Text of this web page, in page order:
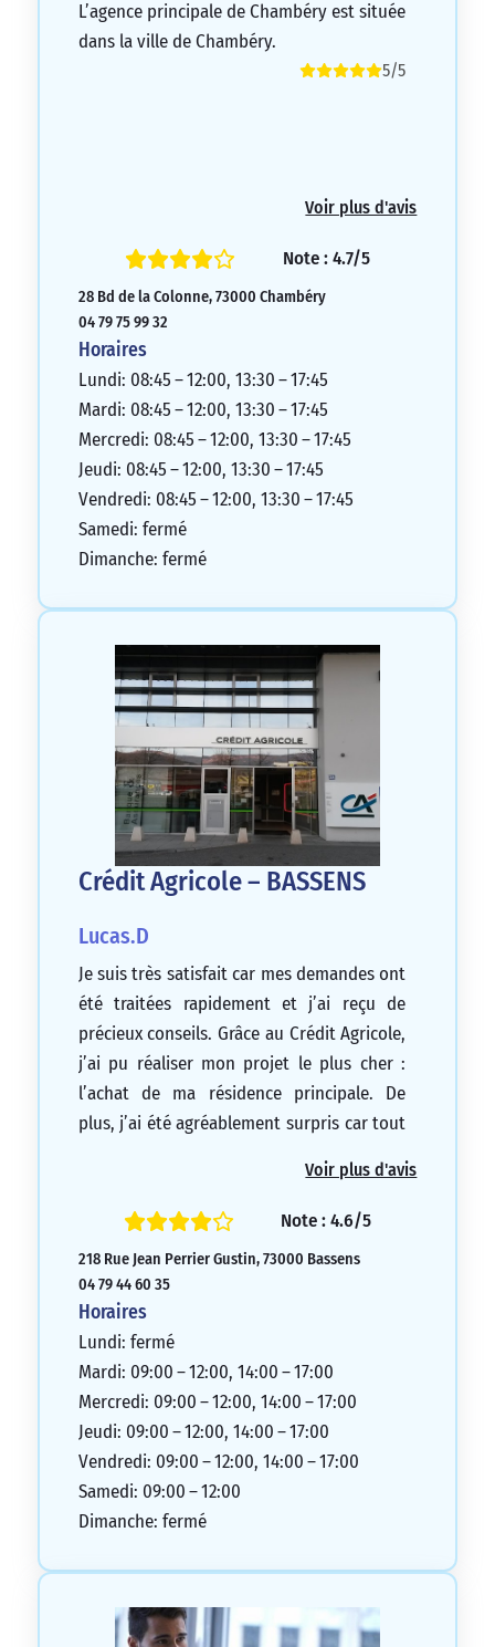
L’agence principale de Chambéry est située
dans la ville de Chambéry.
5/5
Voir plus d'avis
Note : 4.7/5
28 Bd de la Colonne, 73000 Chambéry
04 79 75 99 32
Horaires
Lundi: 08:45 – 12:00, 13:30 – 17:45
Mardi: 08:45 – 12:00, 13:30 – 17:45
Mercredi: 08:45 – 12:00, 13:30 – 17:45
Jeudi: 08:45 – 12:00, 13:30 – 17:45
Vendredi: 08:45 – 12:00, 13:30 – 17:45
Samedi: fermé
Dimanche: fermé
Crédit Agricole – BASSENS
Lucas.D
Je suis très satisfait car mes demandes ont
été traitées rapidement et j’ai reçu de
précieux conseils. Grâce au Crédit Agricole,
j’ai pu réaliser mon projet le plus cher :
l’achat de ma résidence principale. De
plus, j’ai été agréablement surpris car tout
prise en compte de mes besoins et de ma
demande. C’était pratique, efficace et
vivement les services du Crédit Agricole, et
je tiens à souligner le travail remarquable
de mon conseiller, M. Gareri!
Voir plus d'avis
Note : 4.6/5
218 Rue Jean Perrier Gustin, 73000 Bassens
04 79 44 60 35
Horaires
Lundi: fermé
Mardi: 09:00 – 12:00, 14:00 – 17:00
Mercredi: 09:00 – 12:00, 14:00 – 17:00
Jeudi: 09:00 – 12:00, 14:00 – 17:00
Vendredi: 09:00 – 12:00, 14:00 – 17:00
Samedi: 09:00 – 12:00
Dimanche: fermé